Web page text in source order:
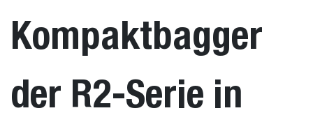
Kompaktbagger
der R2-Serie in